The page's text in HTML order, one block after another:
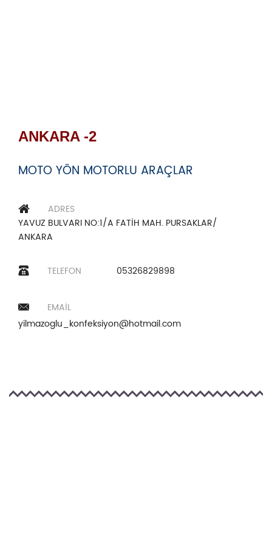
ANKARA -2
MOTO YÖN MOTORLU ARAÇLAR
ADRES
YAVUZ BULVARI NO:1/A FATİH MAH. PURSAKLAR/
ANKARA
TELEFON 05326829898
EMAIL
yilmazoglu_konfeksiyon@hotmail.com